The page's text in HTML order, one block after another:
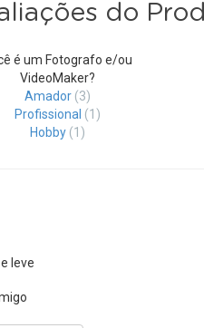
do
é um Fotografo e/ou
VideoMaker?
Amador (3)
Profissional (1)
Hobby (1)
leve